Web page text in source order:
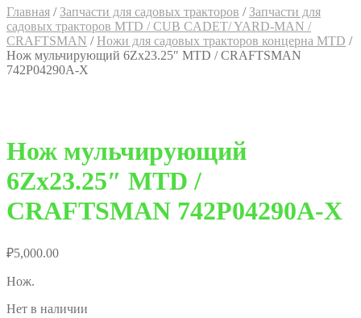
Главная / Запчасти для садовых тракторов / Запчасти для
садовых тракторов MTD / CUB CADET/ YARD-MAN /
CRAFTSMAN / Ножи для садовых тракторов концерна MTD /
Нож мульчирующий 6Zх23.25″ MTD / CRAFTSMAN
742P04290A-X
Нож мульчирующий
6Zх23.25″ MTD /
CRAFTSMAN 742P04290A-X
₽5,000.00
Нож.
Нет в наличии